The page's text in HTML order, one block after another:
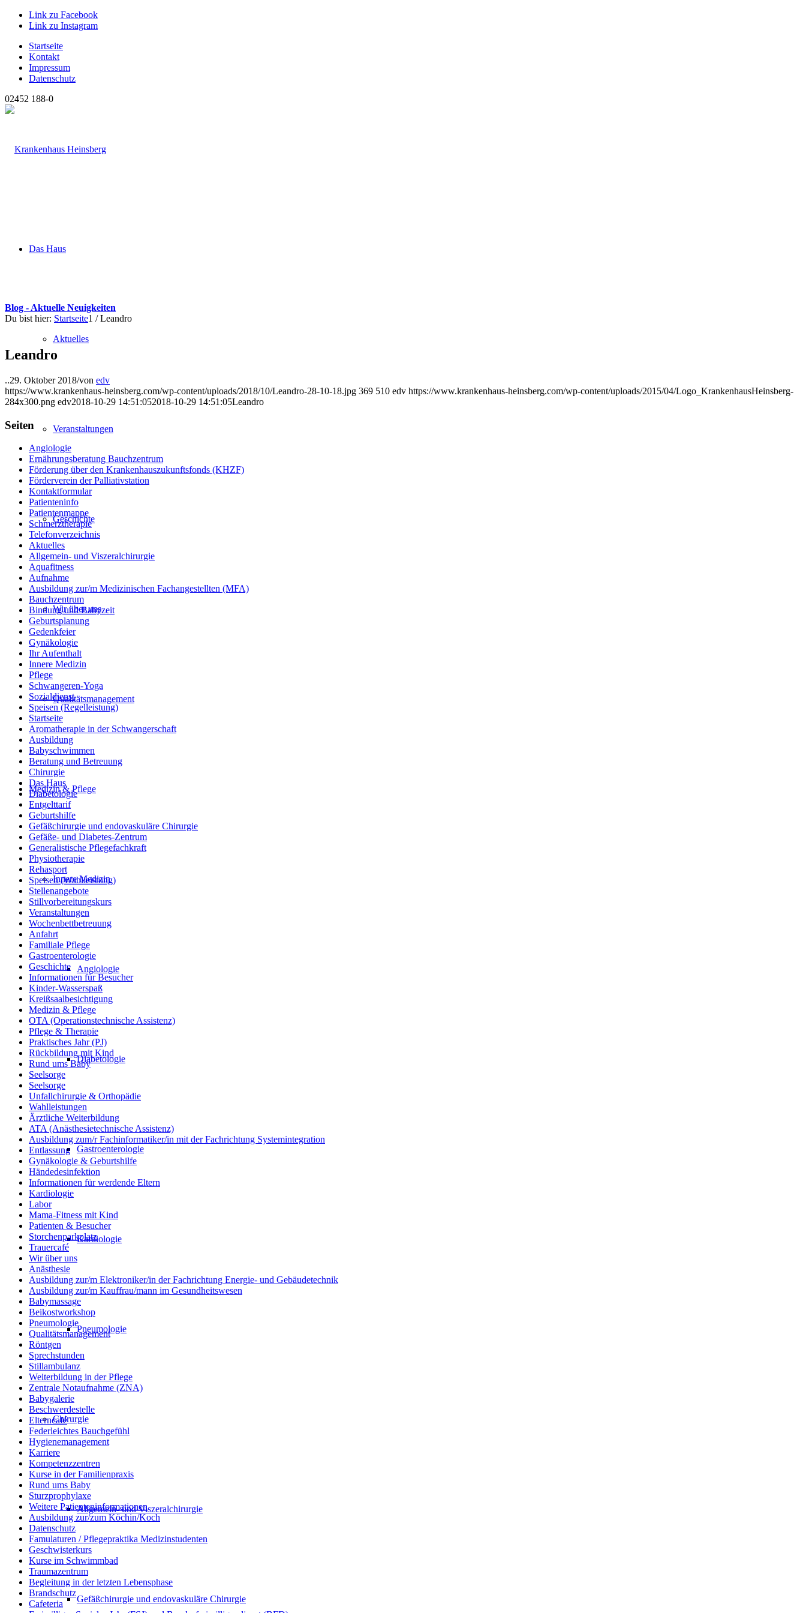
Link zu Facebook
Link zu Instagram
Startseite
Kontakt
Impressum
Datenschutz
02452 188-0
Das Haus
Aktuelles
Veranstaltungen
Geschichte
Wir über uns
Qualitätsmanagement
Medizin & Pflege
Innere Medizin
Angiologie
Diabetologie
Gastroenterologie
Kardiologie
Pneumologie
Chirurgie
Allgemein- und Viszeralchirurgie
Gefäßchirurgie und endovaskuläre Chirurgie
Blog - Aktuelle Neuigkeiten
Du bist hier: Startseite1 / Leandro
Leandro
..29. Oktober 2018/von edv
https://www.krankenhaus-heinsberg.com/wp-content/uploads/2018/10/Leandro-28-10-18.jpg 369 510 edv https://www.krankenhaus-heinsberg.com/wp-content/uploads/2015/04/Logo_KrankenhausHeinsberg-
284x300.png edv2018-10-29 14:51:052018-10-29 14:51:05Leandro
Seiten
Angiologie
Ernährungsberatung Bauchzentrum
Förderung über den Krankenhauszukunftsfonds (KHZF)
Förderverein der Palliativstation
Kontaktformular
Patienteninfo
Patientenmappe
Schmerztherapie
Telefonverzeichnis
Aktuelles
Allgemein- und Viszeralchirurgie
Aquafitness
Aufnahme
Ausbildung zur/m Medizinischen Fachangestellten (MFA)
Bauchzentrum
Bindung und Babyzeit
Geburtsplanung
Gedenkfeier
Gynäkologie
Ihr Aufenthalt
Innere Medizin
Pflege
Schwangeren-Yoga
Sozialdienst
Speisen (Regelleistung)
Startseite
Aromatherapie in der Schwangerschaft
Ausbildung
Babyschwimmen
Beratung und Betreuung
Chirurgie
Das Haus
Diabetologie
Entgelttarif
Geburtshilfe
Gefäßchirurgie und endovaskuläre Chirurgie
Gefäße- und Diabetes-Zentrum
Generalistische Pflegefachkraft
Physiotherapie
Rehasport
Speisen (Wahlleistung)
Stellenangebote
Stillvorbereitungskurs
Veranstaltungen
Wochenbettbetreuung
Anfahrt
Familiale Pflege
Gastroenterologie
Geschichte
Informationen für Besucher
Kinder-Wasserspaß
Kreißsaalbesichtigung
Medizin & Pflege
OTA (Operationstechnische Assistenz)
Pflege & Therapie
Praktisches Jahr (PJ)
Rückbildung mit Kind
Rund ums Baby
Seelsorge
Seelsorge
Unfallchirurgie & Orthopädie
Wahlleistungen
Ärztliche Weiterbildung
ATA (Anästhesietechnische Assistenz)
Ausbildung zum/r Fachinformatiker/in mit der Fachrichtung Systemintegration
Entlassung
Gynäkologie & Geburtshilfe
Händedesinfektion
Informationen für werdende Eltern
Kardiologie
Labor
Mama-Fitness mit Kind
Patienten & Besucher
Storchenparkplatz
Trauercafé
Wir über uns
Anästhesie
Ausbildung zur/m Elektroniker/in der Fachrichtung Energie- und Gebäudetechnik
Ausbildung zur/m Kauffrau/mann im Gesundheitswesen
Babymassage
Beikostworkshop
Pneumologie
Qualitätsmanagement
Röntgen
Sprechstunden
Stillambulanz
Weiterbildung in der Pflege
Zentrale Notaufnahme (ZNA)
Babygalerie
Beschwerdestelle
Elterncafé
Federleichtes Bauchgefühl
Hygienemanagement
Karriere
Kompetenzzentren
Kurse in der Familienpraxis
Rund ums Baby
Sturzprophylaxe
Weitere Patienteninformationen
Ausbildung zur/zum Köchin/Koch
Datenschutz
Famulaturen / Pflegepraktika Medizinstudenten
Geschwisterkurs
Kurse im Schwimmbad
Traumazentrum
Begleitung in der letzten Lebensphase
Brandschutz
Cafeteria